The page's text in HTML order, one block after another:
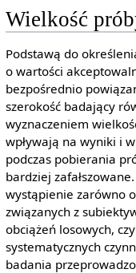
Wielkość
Podstawą do
o wartości
bezpośrednio
szerokość badający
wyznaczeniem
wpływają na wyniki i
podczas pobierania
bardziej
wystąpienie zarówno
związanych z
obciążeń losowych,
systematycznych
badania